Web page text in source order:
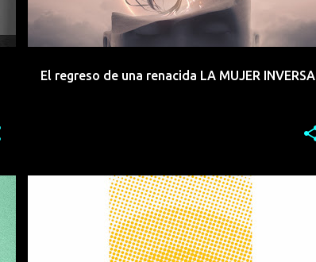
El regreso de una renacida LA MUJER INVERSA
ELECTROINDIE ELECTRONICA